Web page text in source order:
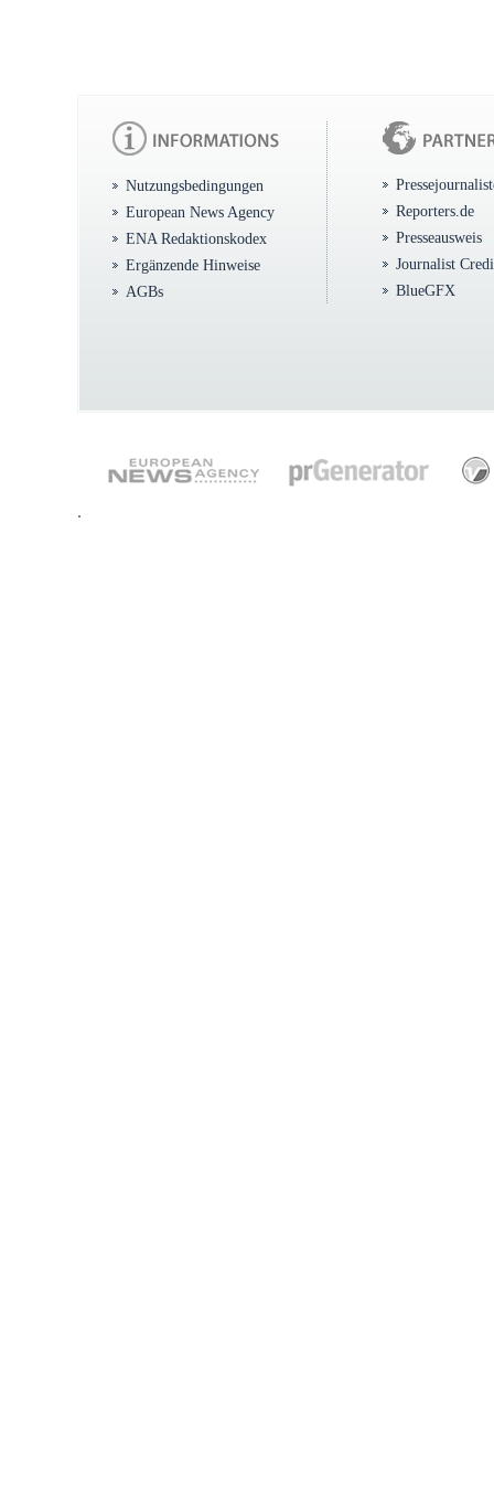
Nutzungsbedingungen
European News Agency
ENA Redaktionskodex
Ergänzende Hinweise
AGBs
Reporters.de
Presseausweis
Journalist
BlueGFX
.